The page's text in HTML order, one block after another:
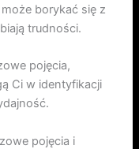
borykać się z
trudności.
pojęcia,
Ci w identyfikacji
pojęcia i